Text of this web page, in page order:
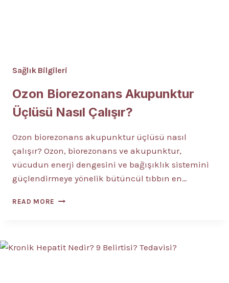
Sağlık Bilgileri
Ozon Biorezonans Akupunktur
Üçlüsü Nasıl Çalışır?
Ozon biorezonans akupunktur üçlüsü nasıl
çalışır? Ozon, biorezonans ve akupunktur,
vücudun enerji dengesini ve bağışıklık sistemini
güçlendirmeye yönelik bütüncül tıbbın en…
READ MORE OZON
ÇALIŞIR?